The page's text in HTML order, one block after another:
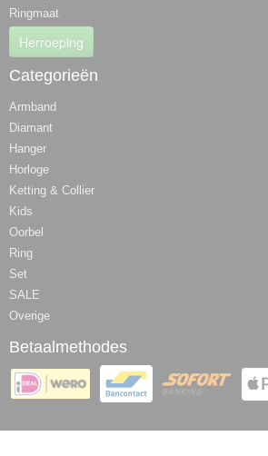
Ringmaat
Herroeping
Categorieën
Armband
Diamant
Hanger
Horloge
Ketting & Collier
Kids
Oorbel
Ring
Set
SALE
Overige
Betaalmethodes